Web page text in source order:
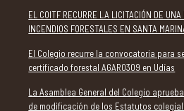
EL COITF RECURRE LA LICITACIÓN DE
INCENDIOS FORESTALES EN SANTA
El Colegio recurre la convocatoria para
certificado forestal AGAR0309 en Udías
La Asamblea General del Colegio
de modificación de los Estatutos